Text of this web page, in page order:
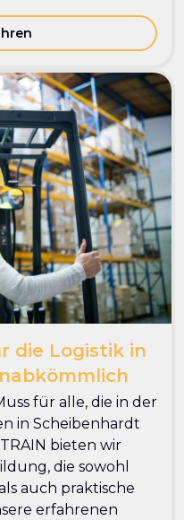
die Logistik in
für alle, die in der
in Scheibenhardt
bieten wir
die sowohl
auch praktische
erfahrenen